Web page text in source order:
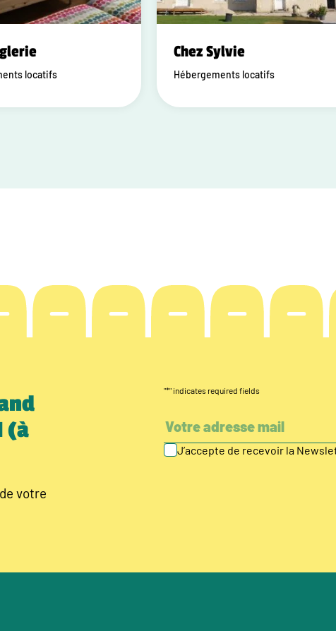
locatifs
Chez Sylvie
Hébergements locatifs
(à
votre
"*" indicates required fields
J’accepte de recevoir la